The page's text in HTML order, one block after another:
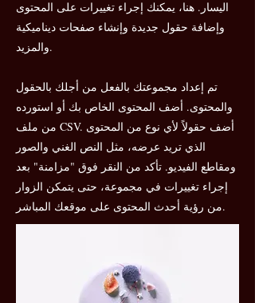
اليسار. هنا، يمكنك إجراء تغييرات على المحتوى
وإضافة حقول جديدة وإنشاء صفحات ديناميكية
والمزيد.
تم إعداد مجموعتك بالفعل من أجلك بالحقول
والمحتوى. أضف المحتوى الخاص بك أو استورده
من ملف CSV. أضف حقولاً لأي نوع من المحتوى
الذي تريد عرضه، مثل النص الغني والصور
ومقاطع الفيديو. تأكد من النقر فوق "مزامنة" بعد
إجراء تغييرات في مجموعة، حتى يتمكن الزوار
من رؤية أحدث المحتوى على موقعك المباشر.